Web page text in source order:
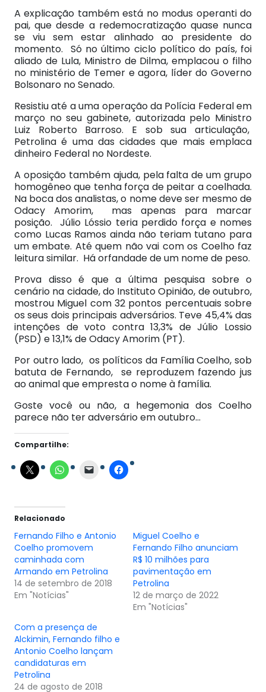
A explicação também está no modus operanti do
pai, que desde a redemocratização quase nunca
se viu sem estar alinhado ao presidente do
momento. Só no último ciclo político do país, foi
aliado de Lula, Ministro de Dilma, emplacou o filho
no ministério de Temer e agora, líder do Governo
Bolsonaro no Senado.
Resistiu até a uma operação da Polícia Federal em
março no seu gabinete, autorizada pelo Ministro
Luiz Roberto Barroso. E sob sua articulação,
Petrolina é uma das cidades que mais emplaca
dinheiro Federal no Nordeste.
A oposição também ajuda, pela falta de um grupo
homogêneo que tenha força de peitar a coelhada.
Na boca dos analistas, o nome deve ser mesmo de
Odacy Amorim, mas apenas para marcar
posição. Júlio Lóssio teria perdido força e nomes
como Lucas Ramos ainda não teriam tutano para
um embate. Até quem não vai com os Coelho faz
leitura similar. Há orfandade de um nome de peso.
Prova disso é que a última pesquisa sobre o
cenário na cidade, do Instituto Opinião, de outubro,
mostrou Miguel com 32 pontos percentuais sobre
os seus dois principais adversários. Teve 45,4% das
intenções de voto contra 13,3% de Júlio Lossio
(PSD) e 13,1% de Odacy Amorim (PT).
Por outro lado, os políticos da Família Coelho, sob
batuta de Fernando, se reproduzem fazendo jus
ao animal que empresta o nome à família.
Goste você ou não, a hegemonia dos Coelho
parece não ter adversário em outubro…
Compartilhe:
Relacionado
Fernando Filho e Antonio
Coelho promovem
caminhada com
Armando em Petrolina
14 de setembro de 2018
Em "Notícias"
Miguel Coelho e
Fernando Filho anunciam
R$ 10 milhões para
pavimentação em
Petrolina
12 de março de 2022
Em "Notícias"
Com a presença de
Alckimin, Fernando filho e
Antonio Coelho lançam
candidaturas em
Petrolina
24 de agosto de 2018